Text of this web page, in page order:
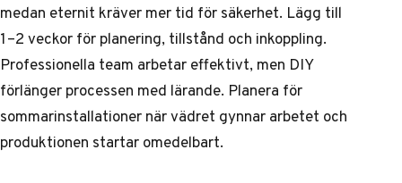
medan eternit kräver mer tid för säkerhet. Lägg till
1–2 veckor för planering, tillstånd och inkoppling.
Professionella team arbetar effektivt, men DIY
förlänger processen med lärande. Planera för
sommarinstallationer när vädret gynnar arbetet och
produktionen startar omedelbart.